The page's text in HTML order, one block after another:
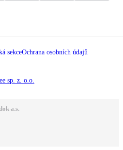
sekceOchrana osobních údajů
sp. z. o.o.
a.s.